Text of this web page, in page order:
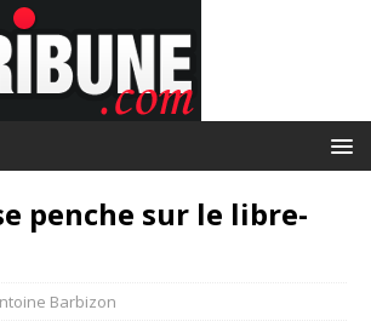
penche sur le libre-
Barbizon